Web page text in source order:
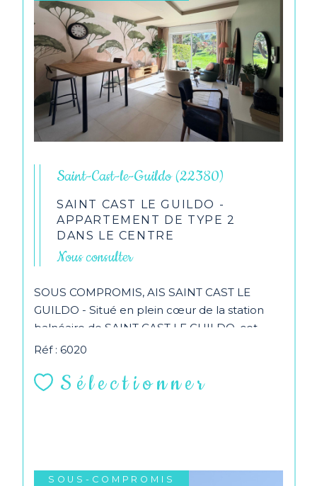
Saint-Cast-le-Guildo (22380)
SAINT CAST LE GUILDO -
APPARTEMENT DE TYPE 2
DANS LE CENTRE
Nous consulter
SOUS COMPROMIS, AIS SAINT CAST LE
GUILDO - Situé en plein cœur de la station
balnéaire de SAINT CAST LE GUILDO, cet
appartement en...
Réf : 6020
Sélectionner
SOUS-COMPROMIS